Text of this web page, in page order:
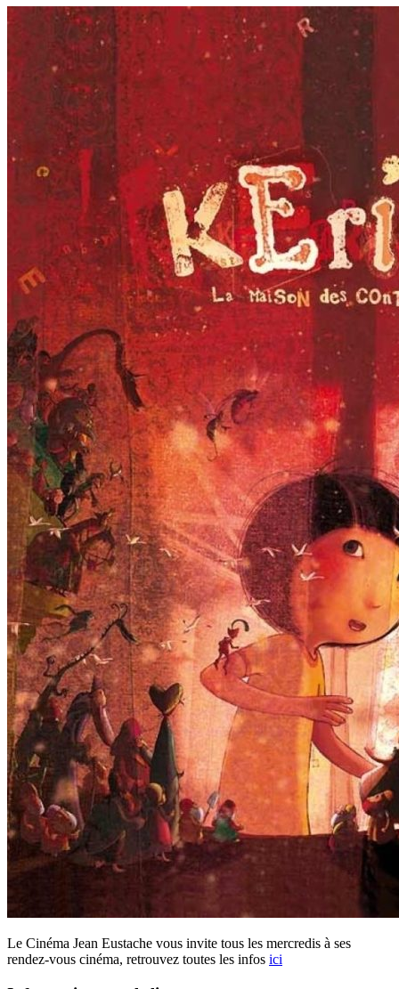
Le Cinéma Jean Eustache vous invite tous les mercredis à ses
rendez-vous cinéma, retrouvez toutes les infos ici